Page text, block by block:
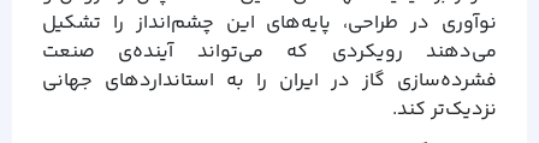
نوآوری در طراحی، پایه‌های این چشم‌انداز را تشکیل
می‌دهند رویکردی که می‌تواند آینده‌ی صنعت
فشرده‌سازی گاز در ایران را به استانداردهای جهانی
نزدیک‌تر کند.